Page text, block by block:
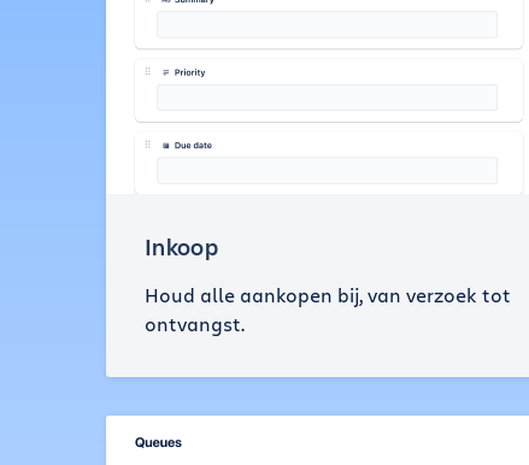
Inkoop
Houd alle aankopen bij, van verzoek tot
ontvangst.